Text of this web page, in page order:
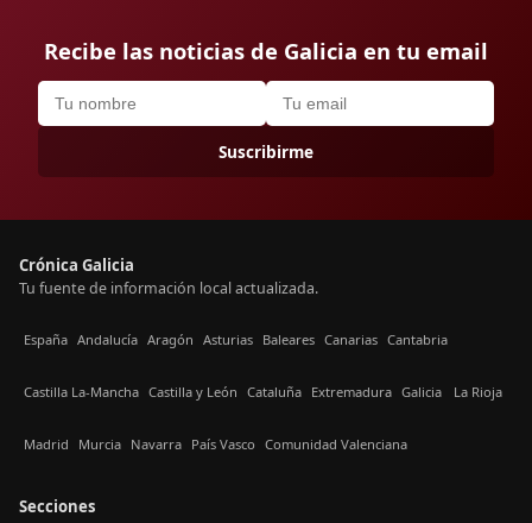
Recibe las noticias de Galicia en tu email
Suscribirme
Crónica Galicia
Tu fuente de información local actualizada.
España Andalucía Aragón Asturias Baleares Canarias Cantabria
Castilla La-Mancha Castilla y León Cataluña Extremadura Galicia La Rioja
Madrid Murcia Navarra País Vasco Comunidad Valenciana
Secciones